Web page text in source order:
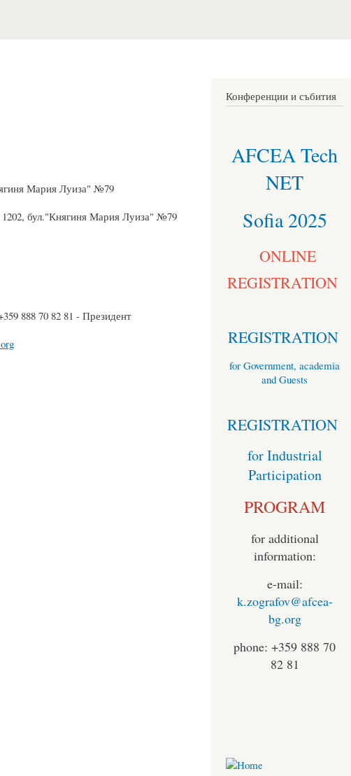
Мария Луиза" №79
бул."Княгиня Мария Луиза" №79
888 70 82 81 - Президент
Конференции и събития
AFCEA Tech
NET
Sofia 2025
ONLINE
REGISTRATION
REGISTRATION
for Government, academia
and Guests
REGISTRATION
for Industrial
Participation
PROGRAM
for additional
information:
e-mail:
k.zografov@afcea-
bg.org
phone: +359 888 70
82 81